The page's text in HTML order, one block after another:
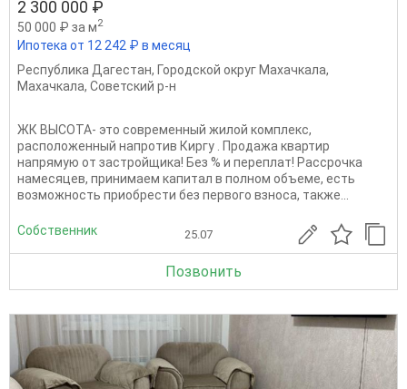
2 300 000 ₽
50 000 ₽ за м2
Ипотека от 12 242 ₽ в месяц
Республика Дагестан, Городской округ Махачкала,
Махачкала, Советский р-н
ЖК ВЫСОТА- это современный жилой комплекс,
расположенный напротив Киргу . Продажа квартир
напрямую от застройщика! Без % и переплат! Рассрочка
намесяцев, принимаем капитал в полном объеме, есть
возможность приобрести без первого взноса, также...
Собственник 25.07
Позвонить